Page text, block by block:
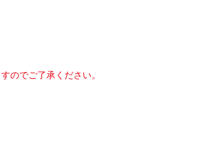
のでご了承ください。